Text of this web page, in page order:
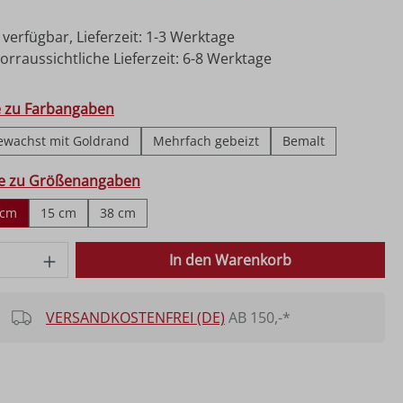
Lieferzeit: 1-3 Werktage
Lieferzeit: 6-8 Werktage
zu Farbangaben
mit Goldrand Mehrfach gebeizt Bemalt
zu Größenangaben
15 cm 38 cm
Anzahl: Gib den gewünschten Wert
In den Warenkorb
VERSANDKOSTENFREI (DE) AB 150,-*